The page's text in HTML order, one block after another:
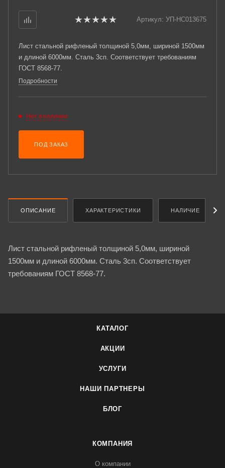
Артикул: УП-НС013675
Лист стальной рифленый толщиной 5,0мм, шириной 1500мм
и длиной 6000мм. Сталь 3сп. Соответствует требованиям
ГОСТ 8568-77.
Подробности
Нет в наличии
ПОД ЗАКАЗ
ОПИСАНИЕ ХАРАКТЕРИСТИКИ НАЛИЧИЕ
Лист стальной рифленый толщиной 5,0мм, шириной
1500мм и длиной 6000мм. Сталь 3сп. Соответствует
требованиям ГОСТ 8568-77.
КАТАЛОГ
АКЦИИ
УСЛУГИ
НАШИ ПАРТНЕРЫ
БЛОГ
КОМПАНИЯ
О компании